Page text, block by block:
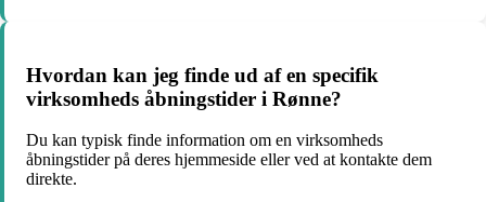
Hvordan kan jeg finde ud af en specifik
virksomheds åbningstider i Rønne?
Du kan typisk finde information om en virksomheds
åbningstider på deres hjemmeside eller ved at kontakte dem
direkte.